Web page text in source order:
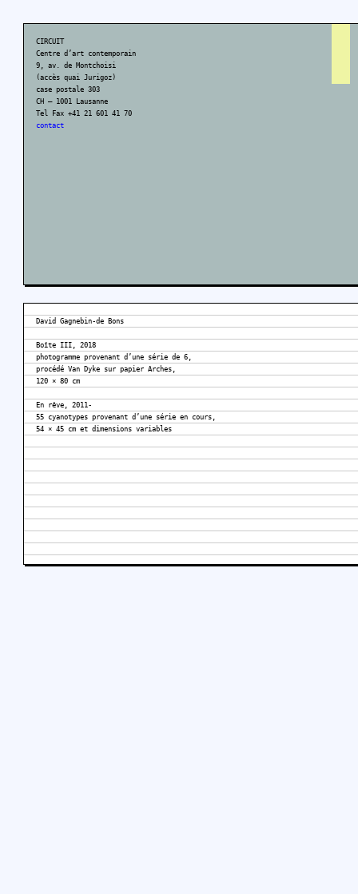
CIRCUIT
Centre d’art contemporain
9, av. de Montchoisi
(accès quai Jurigoz)
case postale 303
CH – 1001 Lausanne
Tel Fax +41 21 601 41 70
contact
David Gagnebin-de Bons
Boîte III, 2018
photogramme provenant d’une série de 6,
procédé Van Dyke sur papier Arches,
120 × 80 cm
En rêve, 2011-
55 cyanotypes provenant d’une série en cours,
54 × 45 cm et dimensions variables